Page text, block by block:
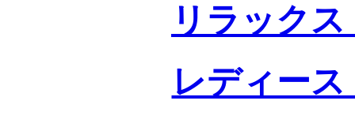
リラック
レディー